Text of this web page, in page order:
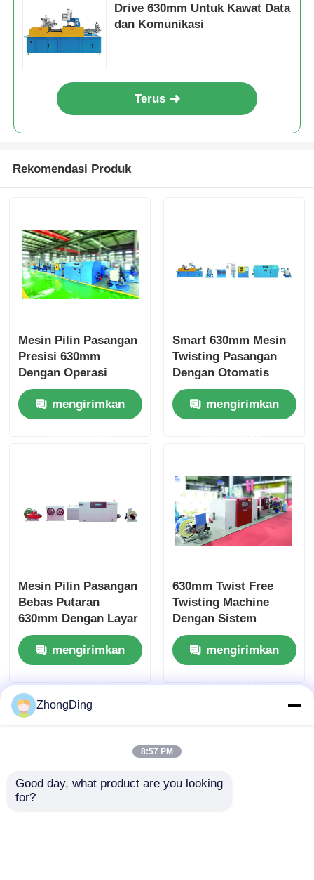
Drive 630mm Untuk Kawat Data
dan Komunikasi
Terus
Rekomendasi Produk
Mesin Pilin Pasangan
Presisi 630mm
Dengan Operasi
Layar Sentuh Cerdas
mengirimkan
Smart 630mm Mesin
Twisting Pasangan
Dengan Otomatis
Tension Balancing
Systemmengirimkan
Mesin Pilin Pasangan
Bebas Putaran
630mm Dengan Layar
Sentuh Tegangan
Konstan Otomatis
mengirimkan
permintaan
630mm Twist Free
Twisting Machine
Dengan Sistem
Tegangan Konstan
Otomatismengirimkan
permintaan
ZhongDing
8:57 PM
Good day, what product are you looking
for?